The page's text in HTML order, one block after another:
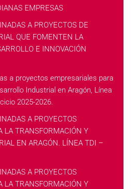
EMPRESAS
A PROYECTOS DE
QUE FOMENTEN LA
E INNOVACIÓN
a proyectos empresariales para
Industrial en Aragón, Línea
2025-2026.
A PROYECTOS
LA TRANSFORMACIÓN Y
EN ARAGÓN. LÍNEA TDI –
A PROYECTOS
LA TRANSFORMACIÓN Y